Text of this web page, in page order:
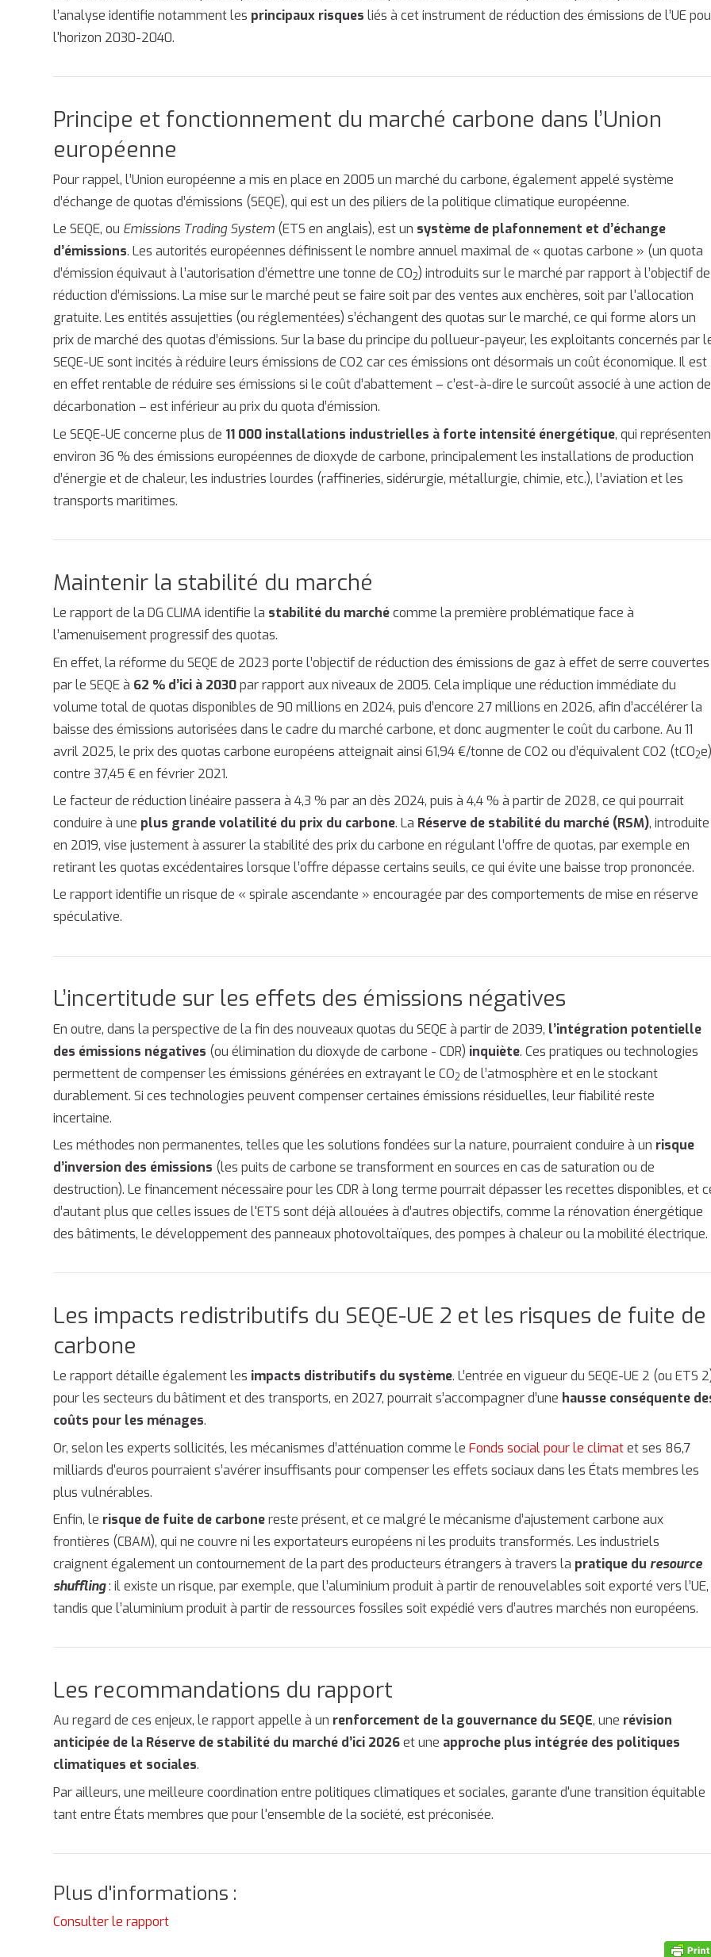
l’analyse identifie notamment les principaux risques liés à cet instrument de réduction des émissions de l’UE
l'horizon 2030-2040.
Principe et fonctionnement du marché carbone dans l’Union
européenne
Pour rappel, l’Union européenne a mis en place en 2005 un marché du carbone, également appelé système
d’échange de quotas d’émissions (SEQE), qui est un des piliers de la politique climatique européenne.
Le SEQE, ou Emissions Trading System (ETS en anglais), est un système de plafonnement et d’échange
d’émissions. Les autorités européennes définissent le nombre annuel maximal de « quotas carbone » (un quota
d’émission équivaut à l’autorisation d’émettre une tonne de CO2) introduits sur le marché par rapport à l’objectif de
réduction d’émissions. La mise sur le marché peut se faire soit par des ventes aux enchères, soit par l'allocation
gratuite. Les entités assujetties (ou réglementées) s’échangent des quotas sur le marché, ce qui forme alors un
prix de marché des quotas d’émissions. Sur la base du principe du pollueur-payeur, les exploitants concernés par
SEQE-UE sont incités à réduire leurs émissions de CO2 car ces émissions ont désormais un coût économique. Il est
en effet rentable de réduire ses émissions si le coût d’abattement – c’est-à-dire le surcoût associé à une action de
décarbonation – est inférieur au prix du quota d’émission.
Le SEQE-UE concerne plus de 11 000 installations industrielles à forte intensité énergétique, qui
environ 36 % des émissions européennes de dioxyde de carbone, principalement les installations de production
d’énergie et de chaleur, les industries lourdes (raffineries, sidérurgie, métallurgie, chimie, etc.), l’aviation et les
transports maritimes.
Maintenir la stabilité du marché
Le rapport de la DG CLIMA identifie la stabilité du marchécomme la première problématique face à
l’amenuisement progressif des quotas.
En effet, la réforme du SEQE de 2023 porte l’objectif de réduction des émissions de gaz à effet de serre couvertes
par le SEQE à 62 % d’ici à 2030par rapport aux niveaux de 2005. Cela implique une réduction immédiate du
volume total de quotas disponibles de 90 millions en 2024, puis d’encore 27 millions en 2026, afin d’accélérer la
baisse des émissions autorisées dans le cadre du marché carbone, et donc augmenter le coût du carbone. Au 11
avril 2025, le prix des quotas carbone européens atteignait ainsi 61,94 €/tonne de CO2 ou d’équivalent CO2 (tCO2
contre 37,45 € en février 2021.
Le facteur de réduction linéaire passera à 4,3 % par an dès 2024, puis à 4,4 % à partir de 2028, ce qui pourrait
conduire à une plus grande volatilité du prix du carbone. La Réserve de stabilité du marché (RSM), introduite
en 2019, vise justement à assurer la stabilité des prix du carbone en régulant l’offre de quotas, par exemple en
retirant les quotas excédentaires lorsque l’offre dépasse certains seuils, ce qui évite une baisse trop prononcée.
Le rapport identifie un risque de « spirale ascendante » encouragée par des comportements de mise en réserve
spéculative.
L’incertitude sur les effets des émissions négatives
En outre, dans la perspective de la fin des nouveaux quotas du SEQE à partir de 2039, l’intégration potentielle
des émissions négatives (ou élimination du dioxyde de carbone - CDR) inquiète. Ces pratiques ou technologies
permettent de compenser les émissions générées en extrayant le CO2 de l’atmosphère et en le stockant
durablement. Si ces technologies peuvent compenser certaines émissions résiduelles, leur fiabilité reste
incertaine.
Les méthodes non permanentes, telles que les solutions fondées sur la nature, pourraient conduire à un risque
d’inversion des émissions (les puits de carbone se transforment en sources en cas de saturation ou de
destruction). Le financement nécessaire pour les CDR à long terme pourrait dépasser les recettes disponibles, et
d’autant plus que celles issues de l'ETS sont déjà allouées à d’autres objectifs, comme la rénovation énergétique
des bâtiments, le développement des panneaux photovoltaïques, des pompes à chaleur ou la mobilité électrique.
Les impacts redistributifs du SEQE-UE 2 et les risques de fuite de
carbone
Le rapport détaille également les impacts distributifs du système. L’entrée en vigueur du SEQE-UE 2 (ou ETS
pour les secteurs du bâtiment et des transports, en 2027, pourrait s’accompagner d’une hausse conséquente
coûts pour les ménages.
Or, selon les experts sollicités, les mécanismes d’atténuation comme leFonds social pour le climatet ses 86,7
milliards d'euros pourraient s’avérer insuffisants pour compenser les effets sociaux dans les États membres les
plus vulnérables.
Enfin, le risque de fuite de carbonereste présent, et ce malgré le mécanisme d’ajustement carbone aux
frontières (CBAM), qui ne couvre ni les exportateurs européens ni les produits transformés. Les industriels
craignent également un contournement de la part des producteurs étrangers à travers la pratique du resource
shuffling: il existe un risque, par exemple, que l’aluminium produit à partir de renouvelables soit exporté vers l’UE,
tandis que l’aluminium produit à partir de ressources fossiles soit expédié vers d’autres marchés non européens.
Les recommandations du rapport
Au regard de ces enjeux, le rapport appelle à un renforcement de la gouvernance du SEQE, une révision
anticipée de la Réserve de stabilité du marché d’ici 2026et une approche plus intégrée des politiques
climatiques et sociales.
Par ailleurs, une meilleure coordination entre politiques climatiques et sociales, garante d'une transition équitable
tant entre États membres que pour l'ensemble de la société, est préconisée.
Plus d'informations :
Consulter le rapport